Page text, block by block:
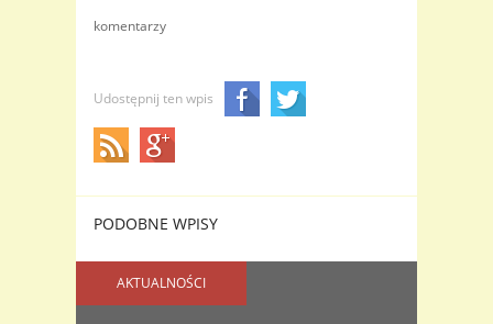
komentarzy
Udostępnij ten wpis
PODOBNE WPISY
AKTUALNOŚCI